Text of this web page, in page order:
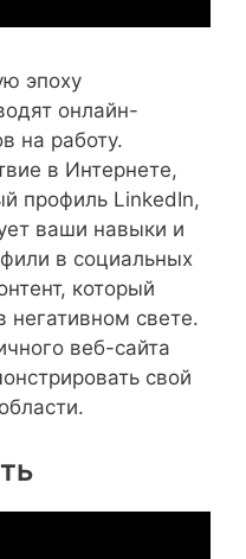
эпоху
онлайн-
на работу.
в Интернете,
профиль LinkedIn,
ваши навыки и
в социальных
который
негативном свете.
веб-сайта
свой